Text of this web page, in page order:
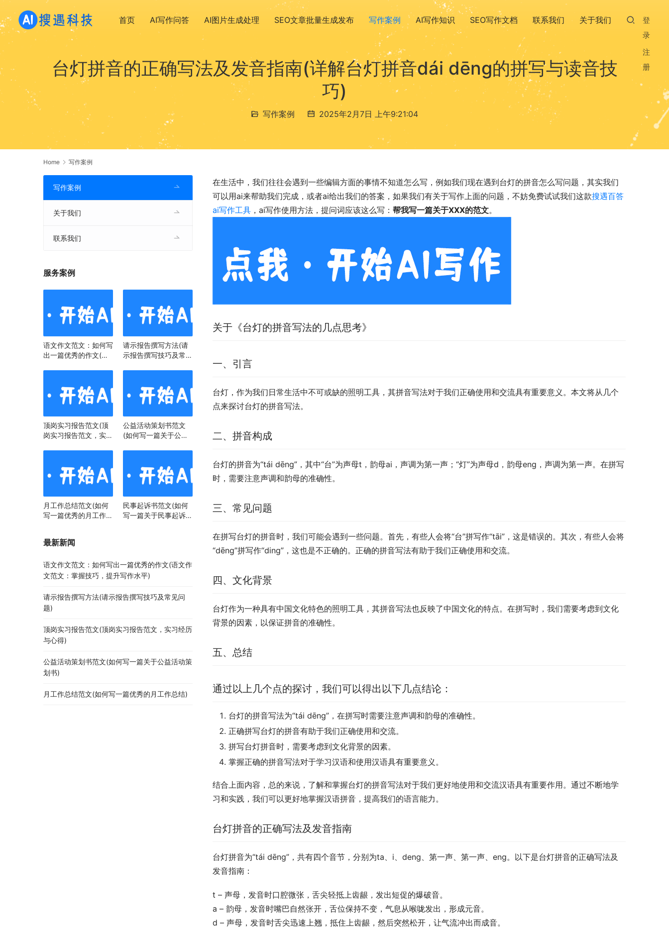
首页 AI写作问答 AI图片生成处理 SEO文章批量生成发布 写作案例 AI写作知识 SEO写作文档 联系我们 关于我们
登
录
注
册
台灯拼音的正确写法及发音指南(详解台灯拼音dái dēng的拼写与读音技
巧)
写作案例 2025年2月7日 上午9:21:04
Home 写作案例
在生活中，我们往往会遇到一些编辑方面的事情不知道怎么写，例如我们现在遇到台灯的拼音怎么写问题，其实我们
可以用ai来帮助我们完成，或者ai给出我们的答案，如果我们有关于写作上面的问题，不妨免费试试我们这款搜遇百答
ai写作工具 ，ai写作使用方法，提问词应该这么写： 帮我写一篇关于XXX的范文。
关于《台灯的拼音写法的几点思考》
一、引言
台灯，作为我们日常生活中不可或缺的照明工具，其拼音写法对于我们正确使用和交流具有重要意义。本文将从几个
点来探讨台灯的拼音写法。
二、拼音构成
台灯的拼音为“tái dēng”，其中“台”为声母t，韵母ai，声调为第一声；“灯”为声母d，韵母eng，声调为第一声。在拼写
时，需要注意声调和韵母的准确性。
三、常见问题
在拼写台灯的拼音时，我们可能会遇到一些问题。首先，有些人会将“台”拼写作“tāi”，这是错误的。其次，有些人会将
“dēng”拼写作“ding”，这也是不正确的。正确的拼音写法有助于我们正确使用和交流。
四、文化背景
台灯作为一种具有中国文化特色的照明工具，其拼音写法也反映了中国文化的特点。在拼写时，我们需要考虑到文化
背景的因素，以保证拼音的准确性。
五、总结
通过以上几个点的探讨，我们可以得出以下几点结论：
台灯的拼音写法为“tái dēng”，在拼写时需要注意声调和韵母的准确性。
正确拼写台灯的拼音有助于我们正确使用和交流。
拼写台灯拼音时，需要考虑到文化背景的因素。
掌握正确的拼音写法对于学习汉语和使用汉语具有重要意义。
结合上面内容，总的来说，了解和掌握台灯的拼音写法对于我们更好地使用和交流汉语具有重要作用。通过不断地学
习和实践，我们可以更好地掌握汉语拼音，提高我们的语言能力。
台灯拼音的正确写法及发音指南
台灯拼音为“tái dēng”，共有四个音节，分别为ta、i、deng、第一声、第一声、eng。以下是台灯拼音的正确写法及
发音指南：
t – 声母，发音时口腔微张，舌尖轻抵上齿龈，发出短促的爆破音。
a – 韵母，发音时嘴巴自然张开，舌位保持不变，气息从喉咙发出，形成元音。
d – 声母，发音时舌尖迅速上翘，抵住上齿龈，然后突然松开，让气流冲出而成音。
写作案例
关于我们
联系我们
服务案例
语文作文范文：如何写
出一篇优秀的作文(语
请示报告撰写方法(请
示报告撰写技巧及常见
顶岗实习报告范文(顶
岗实习报告范文，实习
公益活动策划书范文
(如何写一篇关于公益
月工作总结范文(如何
写一篇优秀的月工作总
民事起诉书范文(如何
写一篇关于民事起诉书
最新新闻
语文作文范文：如何写出一篇优秀的作文(语文作
文范文：掌握技巧，提升写作水平)
请示报告撰写方法(请示报告撰写技巧及常见问
题)
顶岗实习报告范文(顶岗实习报告范文，实习经历
与心得)
公益活动策划书范文(如何写一篇关于公益活动策
划书)
月工作总结范文(如何写一篇优秀的月工作总结)